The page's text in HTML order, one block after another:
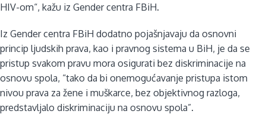
HIV-om“, kažu iz Gender centra FBiH.
Iz Gender centra FBiH dodatno pojašnjavaju da osnovni
princip ljudskih prava, kao i pravnog sistema u BiH, je da se
pristup svakom pravu mora osigurati bez diskriminacije na
osnovu spola, “tako da bi onemogućavanje pristupa istom
nivou prava za žene i muškarce, bez objektivnog razloga,
predstavljalo diskriminaciju na osnovu spola”.